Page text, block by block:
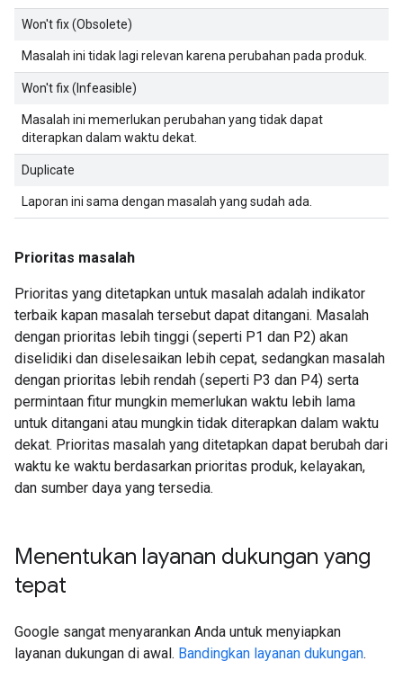
Won't fix (Obsolete)
Masalah ini tidak lagi relevan karena perubahan pada produk.
Won't fix (Infeasible)
Masalah ini memerlukan perubahan yang tidak dapat
diterapkan dalam waktu dekat.
Duplicate
Laporan ini sama dengan masalah yang sudah ada.
Prioritas masalah
Prioritas yang ditetapkan untuk masalah adalah indikator
terbaik kapan masalah tersebut dapat ditangani. Masalah
dengan prioritas lebih tinggi (seperti P1 dan P2) akan
diselidiki dan diselesaikan lebih cepat, sedangkan masalah
dengan prioritas lebih rendah (seperti P3 dan P4) serta
permintaan fitur mungkin memerlukan waktu lebih lama
untuk ditangani atau mungkin tidak diterapkan dalam waktu
dekat. Prioritas masalah yang ditetapkan dapat berubah dari
waktu ke waktu berdasarkan prioritas produk, kelayakan,
dan sumber daya yang tersedia.
Menentukan layanan dukungan yang
tepat
Google sangat menyarankan Anda untuk menyiapkan
layanan dukungan di awal. Bandingkan layanan dukungan.